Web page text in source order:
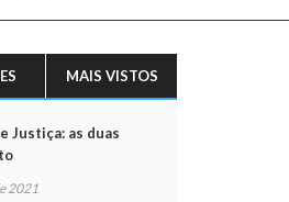
MAIS VISTOS
Justiça: as duas
2021